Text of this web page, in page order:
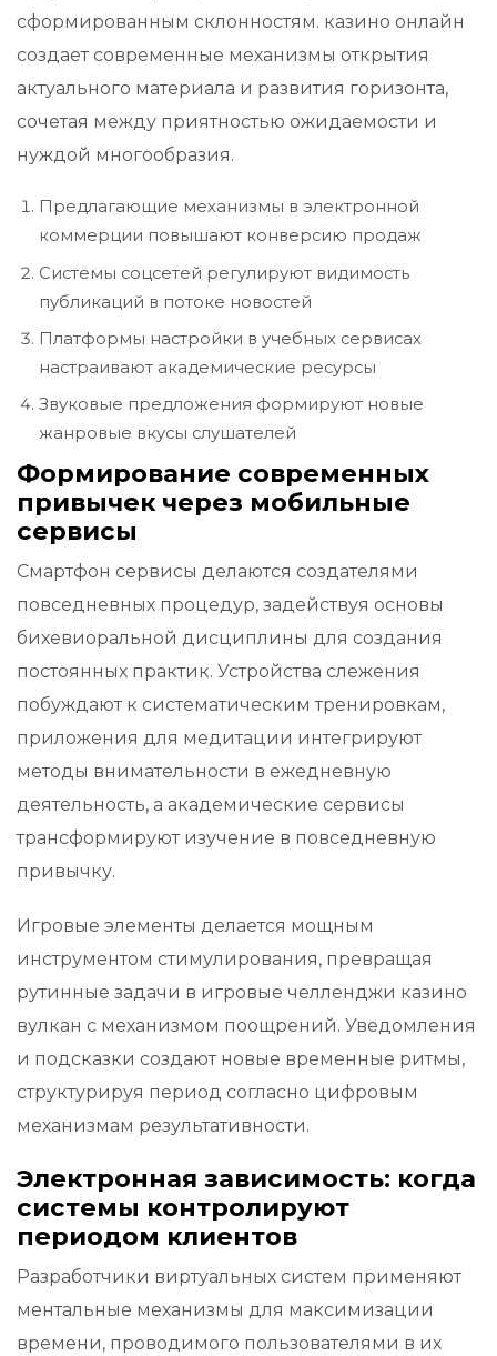
сформированным склонностям. казино онлайн
создает современные механизмы открытия
актуального материала и развития горизонта,
сочетая между приятностью ожидаемости и
нуждой многообразия.
Предлагающие механизмы в электронной
коммерции повышают конверсию продаж
Системы соцсетей регулируют видимость
публикаций в потоке новостей
Платформы настройки в учебных сервисах
настраивают академические ресурсы
Звуковые предложения формируют новые
жанровые вкусы слушателей
Формирование современных
привычек через мобильные
сервисы
Смартфон сервисы делаются создателями
повседневных процедур, задействуя основы
бихевиоральной дисциплины для создания
постоянных практик. Устройства слежения
побуждают к систематическим тренировкам,
приложения для медитации интегрируют
методы внимательности в ежедневную
деятельность, а академические сервисы
трансформируют изучение в повседневную
привычку.
Игровые элементы делается мощным
инструментом стимулирования, превращая
рутинные задачи в игровые челленджи казино
вулкан с механизмом поощрений. Уведомления
и подсказки создают новые временные ритмы,
структурируя период согласно цифровым
механизмам результативности.
Электронная зависимость: когда
системы контролируют
периодом клиентов
Разработчики виртуальных систем применяют
ментальные механизмы для максимизации
времени, проводимого пользователями в их